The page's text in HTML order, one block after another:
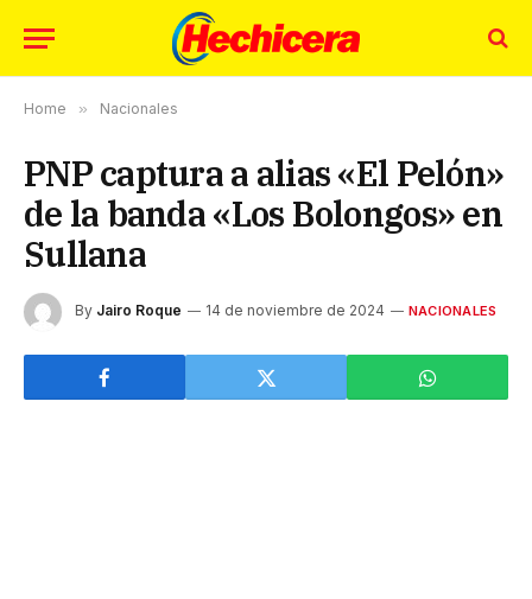
Home » Nacionales
PNP captura a alias «El Pelón»
de la banda «Los Bolongos» en
Sullana
By Jairo Roque 14 de noviembre de 2024 NACIONALES